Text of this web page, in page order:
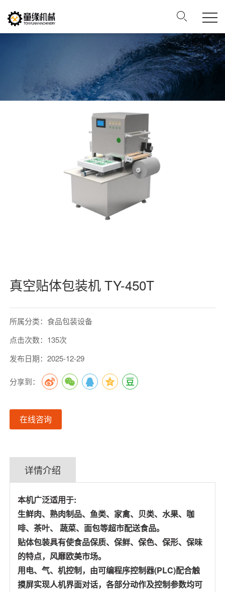
真空贴体包装机 TY-450T
所属分类：食品包装设备
点击次数：135次
发布日期：2025-12-29
分享到：
在线咨询
详情介绍
本机广泛适用于:
生鲜肉、熟肉制品、鱼类、家禽、贝类、水果、咖
啡、茶叶、 蔬菜、面包等超市配送食品。
贴体包装具有使食品保质、保鲜、保色、保形、保味
的特点，风靡欧美市场。
用电、气、机控制，由可编程序控制器(PLC)配合触
摸屏实现人机界面对话，各部分动作及控制参数均可